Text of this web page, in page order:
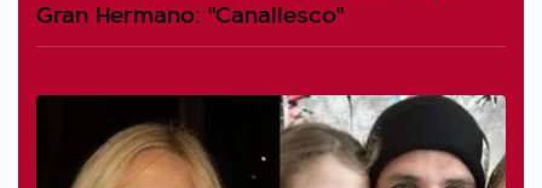
Gran Hermano: "Canallesco"